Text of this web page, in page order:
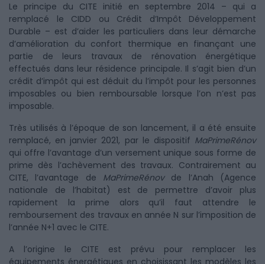
Le principe du CITE initié en septembre 2014 – qui a
remplacé le CIDD ou Crédit d’Impôt Développement
Durable – est d’aider les particuliers dans leur démarche
d’amélioration du confort thermique en finançant une
partie de leurs travaux de rénovation énergétique
effectués dans leur résidence principale. Il s’agit bien d’un
crédit d’impôt qui est déduit du l’impôt pour les personnes
imposables ou bien remboursable lorsque l’on n’est pas
imposable.
Très utilisés à l’époque de son lancement, il a été ensuite
remplacé, en janvier 2021, par le dispositif MaPrimeRénov
qui offre l’avantage d’un versement unique sous forme de
prime dès l’achèvement des travaux. Contrairement au
CITE, l’avantage de MaPrimeRénovde l’Anah (Agence
nationale de l’habitat) est de permettre d’avoir plus
rapidement la prime alors qu’il faut attendre le
remboursement des travaux en année N sur l’imposition de
l’année N+1 avec le CITE.
A l’origine le CITE est prévu pour remplacer les